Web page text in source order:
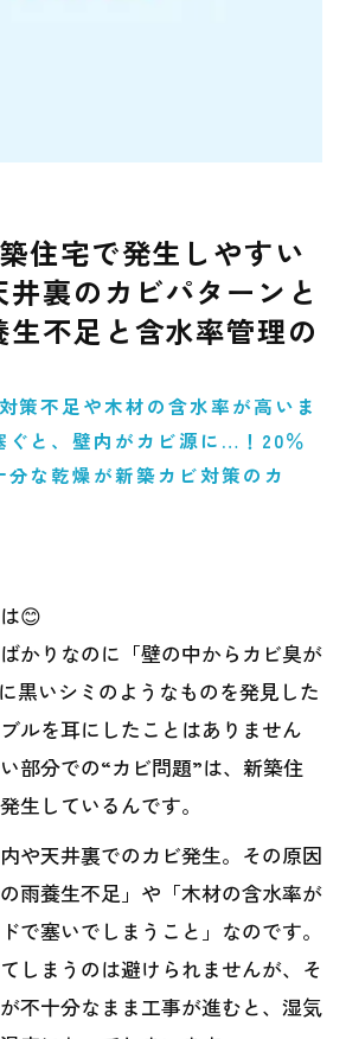
住宅で発生しやすい
裏のカビパターンと
生不足と含水率管理の
策不足や木材の含水率が高いま
ぐと、壁内がカビ源に…！20％
な乾燥が新築カビ対策のカ
😊
かりなのに「壁の中からカビ臭が
黒いシミのようなものを発見した
ルを耳にしたことはありません
部分での“カビ問題”は、新築住
生しているんです。
や天井裏でのカビ発生。その原因
雨養生不足」や「木材の含水率が
で塞いでしまうこと」なのです。
しまうのは避けられませんが、そ
不十分なまま工事が進むと、湿気